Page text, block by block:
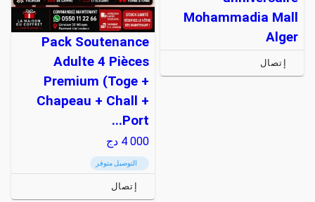
Mohammadia Mall
Alger
إتصال
Pack Soutenance
Adulte 4 Pièces
Premium (Toge +
Chapeau + Chall +
Port...
4 000 دج
التوصيل متوفر
إتصال